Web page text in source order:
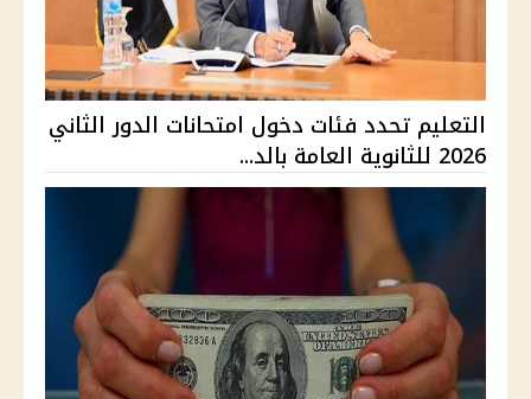
التعليم تحدد فئات دخول امتحانات الدور الثاني
2026 للثانوية العامة بالد...